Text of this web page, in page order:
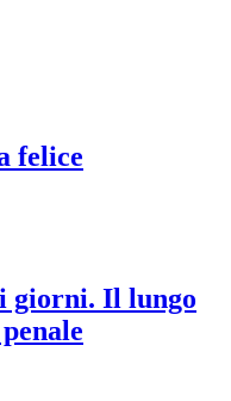
felice
giorni. Il lungo